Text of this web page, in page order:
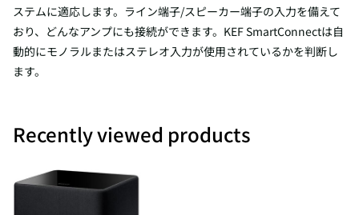
ステムに適応します。ライン端子/スピーカー端子の入力を備えて
おり、どんなアンプにも接続ができます。KEF SmartConnectは自
動的にモノラルまたはステレオ入力が使用されているかを判断し
ます。
Recently viewed products